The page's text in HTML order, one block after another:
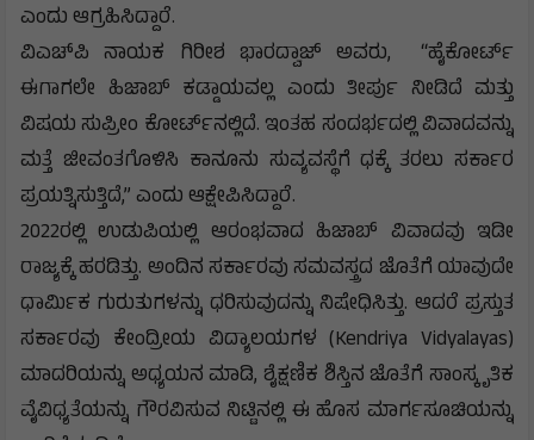
ಎಂದು ಆಗ್ರಹಿಸಿದ್ದಾರೆ.
ವಿಎಚ್‌ಪಿ ನಾಯಕ ಗಿರೀಶ ಭಾರದ್ವಾಜ್ ಅವರು, “ಹೈಕೋರ್ಟ್
ಈಗಾಗಲೇ ಹಿಜಾಬ್ ಕಡ್ಡಾಯವಲ್ಲ ಎಂದು ತೀರ್ಪು ನೀಡಿದೆ ಮತ್ತು
ವಿಷಯ ಸುಪ್ರೀಂ ಕೋರ್ಟ್‌ನಲ್ಲಿದೆ. ಇಂತಹ ಸಂದರ್ಭದಲ್ಲಿ ವಿವಾದವನ್ನು
ಮತ್ತೆ ಜೀವಂತಗೊಳಿಸಿ ಕಾನೂನು ಸುವ್ಯವಸ್ಥೆಗೆ ಧಕ್ಕೆ ತರಲು ಸರ್ಕಾರ
ಪ್ರಯತ್ನಿಸುತ್ತಿದೆ,” ಎಂದು ಆಕ್ಷೇಪಿಸಿದ್ದಾರೆ.
2022ರಲ್ಲಿ ಉಡುಪಿಯಲ್ಲಿ ಆರಂಭವಾದ ಹಿಜಾಬ್ ವಿವಾದವು ಇಡೀ
ರಾಜ್ಯಕ್ಕೆ ಹರಡಿತ್ತು. ಅಂದಿನ ಸರ್ಕಾರವು ಸಮವಸ್ತ್ರದ ಜೊತೆಗೆ ಯಾವುದೇ
ಧಾರ್ಮಿಕ ಗುರುತುಗಳನ್ನು ಧರಿಸುವುದನ್ನು ನಿಷೇಧಿಸಿತ್ತು. ಆದರೆ ಪ್ರಸ್ತುತ
ಸರ್ಕಾರವು ಕೇಂದ್ರೀಯ ವಿದ್ಯಾಲಯಗಳ (Kendriya Vidyalayas)
ಮಾದರಿಯನ್ನು ಅಧ್ಯಯನ ಮಾಡಿ, ಶೈಕ್ಷಣಿಕ ಶಿಸ್ತಿನ ಜೊತೆಗೆ ಸಾಂಸ್ಕೃತಿಕ
ವೈವಿಧ್ಯತೆಯನ್ನು ಗೌರವಿಸುವ ನಿಟ್ಟಿನಲ್ಲಿ ಈ ಹೊಸ ಮಾರ್ಗಸೂಚಿಯನ್ನು